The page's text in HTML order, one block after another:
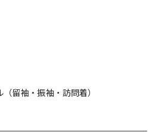
（留袖・振袖・訪問着）